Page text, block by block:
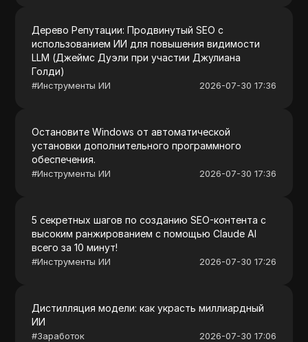
Дерево Репутации: Продвинутый SEO с
использованием ИИ для повышения видимости
LLM (Джеймс Дуэли при участии Джулиана
Голди)
#Инструменты ИИ 2026-07-30 17:36
Остановите Windows от автоматической
установки дополнительного программного
обеспечения.
#Инструменты ИИ 2026-07-30 17:36
5 секретных шагов по созданию SEO-контента с
высоким ранжированием с помощью Claude AI
всего за 10 минут!
#Инструменты ИИ 2026-07-30 17:26
Дистилляция модели: как украсть миллиардный
ИИ
#Заработок 2026-07-30 17:06